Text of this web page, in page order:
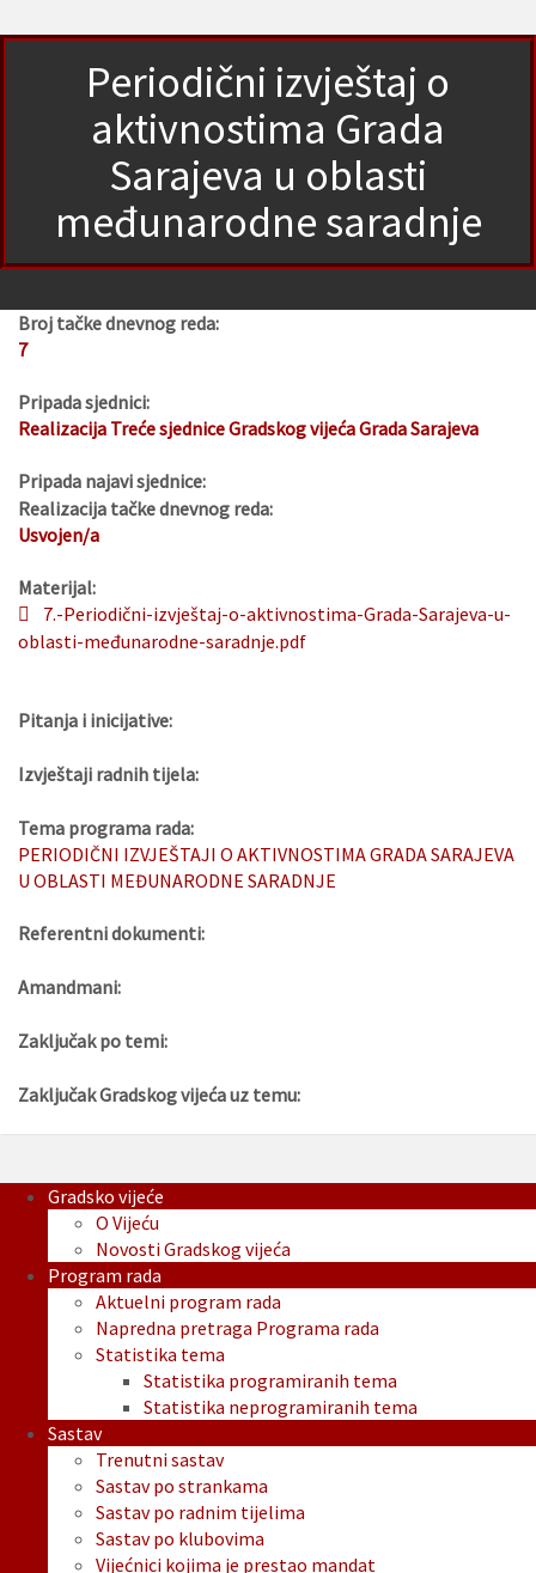
Periodični izvještaj o
aktivnostima Grada
Sarajeva u oblasti
međunarodne saradnje
Broj tačke dnevnog reda:
7
Pripada sjednici:
Realizacija Treće sjednice Gradskog vijeća Grada Sarajeva
Pripada najavi sjednice:
Realizacija tačke dnevnog reda:
Usvojen/a
Materijal:
7.-Periodični-izvještaj-o-aktivnostima-Grada-Sarajeva-u-
oblasti-međunarodne-saradnje.pdf
Pitanja i inicijative:
Izvještaji radnih tijela:
Tema programa rada:
PERIODIČNI IZVJEŠTAJI O AKTIVNOSTIMA GRADA SARAJEVA
U OBLASTI MEĐUNARODNE SARADNJE
Referentni dokumenti:
Amandmani:
Zaključak po temi:
Zaključak Gradskog vijeća uz temu:
Gradsko vijeće
O Vijeću
Novosti Gradskog vijeća
Program rada
Aktuelni program rada
Napredna pretraga Programa rada
Statistika tema
Statistika programiranih tema
Statistika neprogramiranih tema
Sastav
Trenutni sastav
Sastav po strankama
Sastav po radnim tijelima
Sastav po klubovima
Vijećnici kojima je prestao mandat